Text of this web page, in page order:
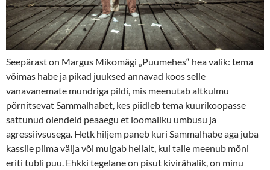
Seepärast on Margus Mikomägi „Puumehes“ hea valik: tema
võimas habe ja pikad juuksed annavad koos selle
vanavanemate mundriga pildi, mis meenutabaltkulmu
põrnitsevat Sammal­habet, kes piidleb tema kuurikoopasse
sattunud olendeid peaaegu et loomaliku umbusu ja
agressiivsusega. Hetk hiljem paneb kuri Sammalhabe aga juba
kassile piima välja või muigab hellalt, kui talle meenub mõni
eriti tubli puu. Ehkki tegelane on pisut kivirähalik, on minu